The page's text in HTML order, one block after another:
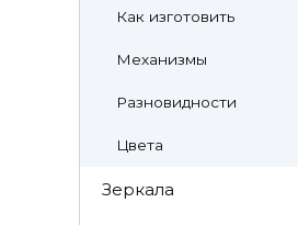
Как изготовить
Механизмы
Разновидности
Цвета
Зеркала